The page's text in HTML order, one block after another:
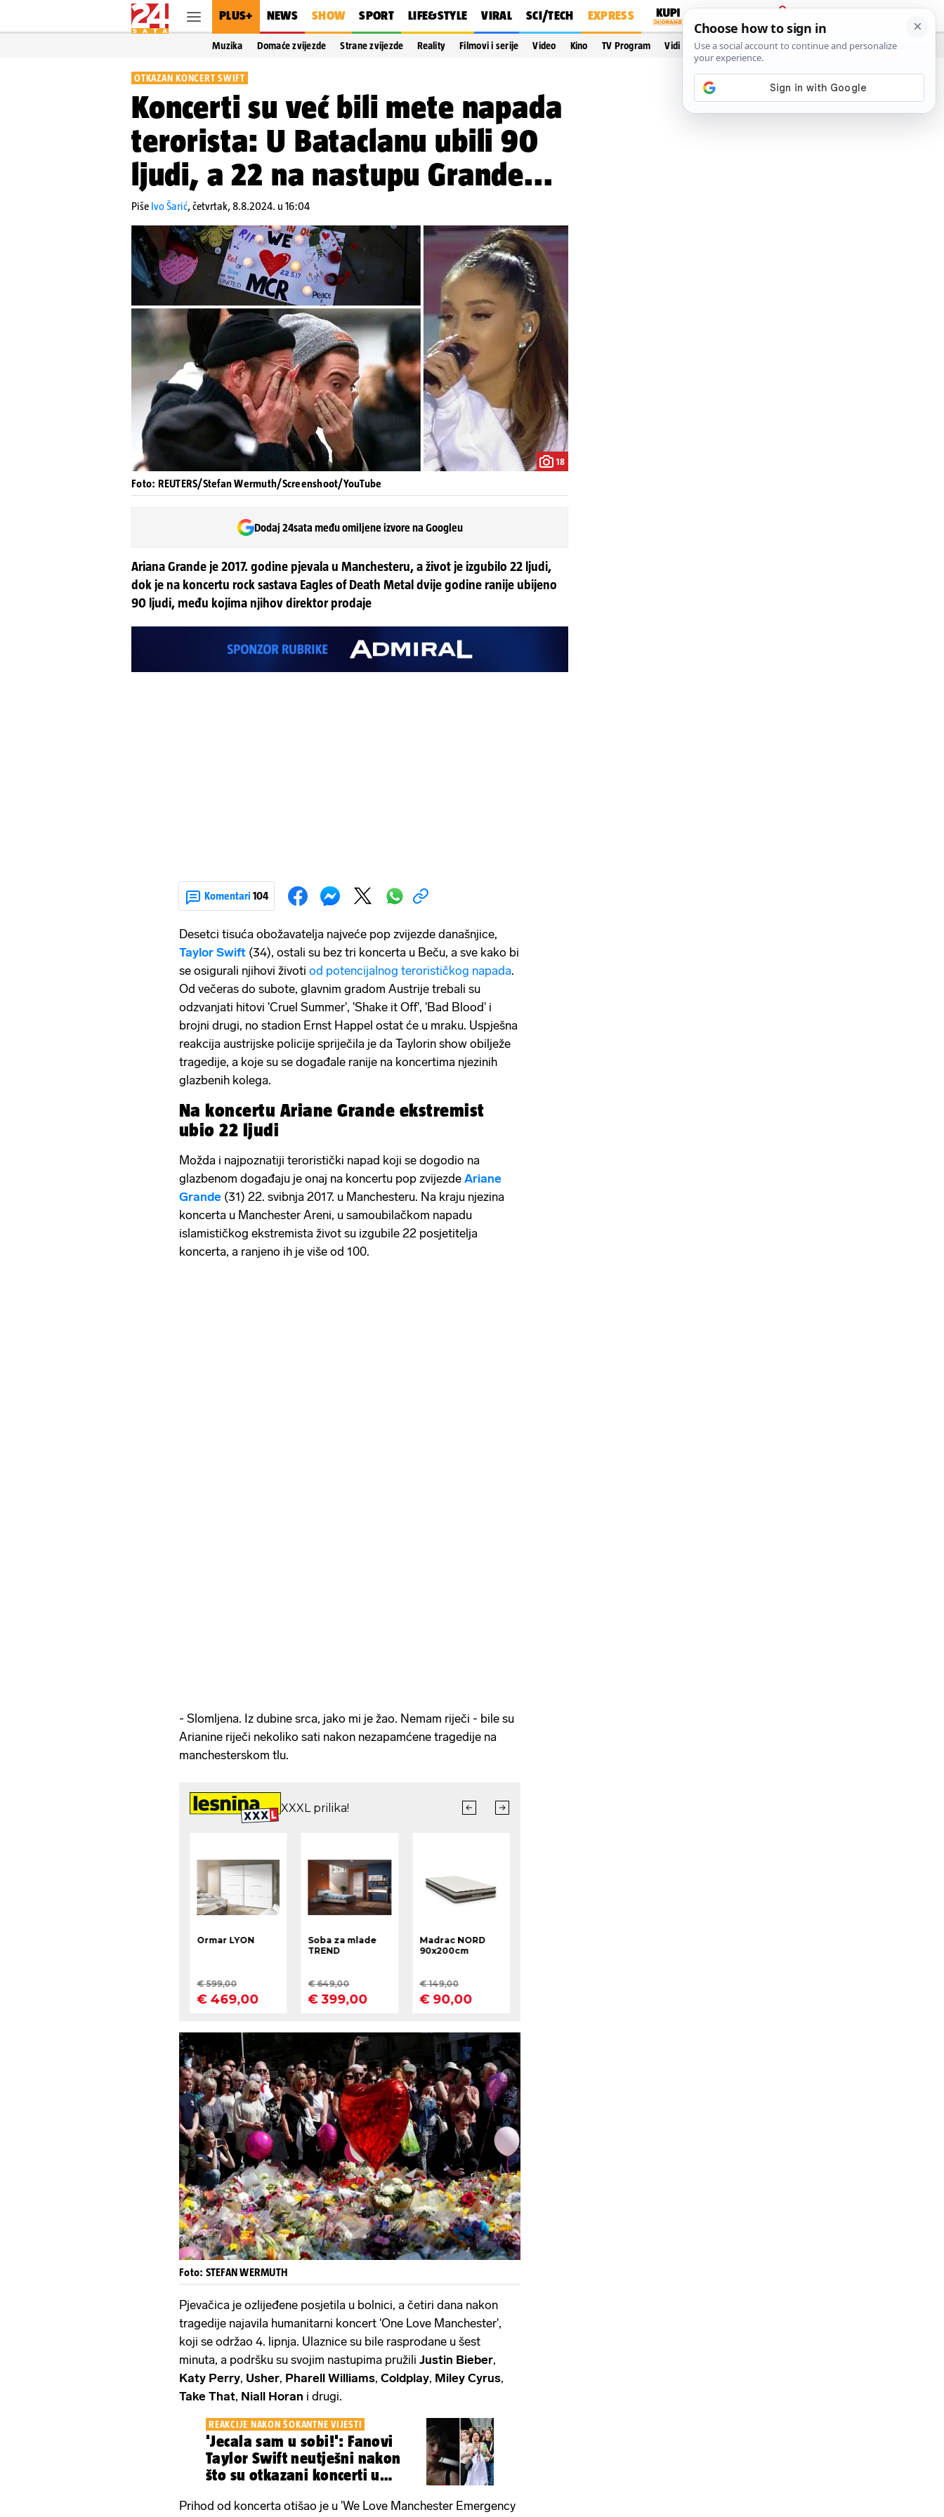
PLUS+ NEWS SHOW SPORT LIFE&STYLE VIRAL SCI/TECH EXPRESS
PRIJAVA
Muzika Domaće zvijezde Strane zvijezde Reality Filmovi i serije Video Kino TV Program Vidi još…
OTKAZAN KONCERT SWIFT
Koncerti su već bili mete napada
terorista: U Bataclanu ubili 90
ljudi, a 22 na nastupu Grande...
Piše Ivo Šarić,četvrtak, 8.8.2024. u 16:04
18
Foto: REUTERS/Stefan Wermuth/Screenshoot/YouTube
Dodaj 24sata među omiljene izvore na Googleu
Ariana Grande je 2017. godine pjevala u Manchesteru, a život je izgubilo 22 ljudi,
dok je na koncertu rock sastava Eagles of Death Metal dvije godine ranije ubijeno
90 ljudi, među kojima njihov direktor prodaje
Komentari 104
Desetci tisuća obožavatelja najveće pop zvijezde današnjice,
Taylor Swift (34), ostali su bez tri koncerta u Beču, a sve kako bi
se osigurali njihovi životi od potencijalnog terorističkog napada.
Od večeras do subote, glavnim gradom Austrije trebali su
odzvanjati hitovi 'Cruel Summer', 'Shake it Off', 'Bad Blood' i
brojni drugi, no stadion Ernst Happel ostat će u mraku. Uspješna
reakcija austrijske policije spriječila je da Taylorin show obilježe
tragedije, a koje su se događale ranije na koncertima njezinih
glazbenih kolega.
Na koncertu Ariane Grande ekstremist
ubio 22 ljudi
Možda i najpoznatiji teroristički napad koji se dogodio na
glazbenom događaju je onaj na koncertu pop zvijezde Ariane
Grande (31) 22. svibnja 2017. u Manchesteru. Na kraju njezina
koncerta u Manchester Areni, u samoubilačkom napadu
islamističkog ekstremista život su izgubile 22 posjetitelja
koncerta, a ranjeno ih je više od 100.
- Slomljena. Iz dubine srca, jako mi je žao. Nemam riječi - bile su
Arianine riječi nekoliko sati nakon nezapamćene tragedije na
manchesterskom tlu.
Foto: STEFAN WERMUTH
Pjevačica je ozlijeđene posjetila u bolnici, a četiri dana nakon
tragedije najavila humanitarni koncert 'One Love Manchester',
koji se održao 4. lipnja. Ulaznice su bile rasprodane u šest
minuta, a podršku su svojim nastupima pružili Justin Bieber,
Katy Perry, Usher, Pharell Williams, Coldplay, Miley Cyrus,
Take That, Niall Horan i drugi.
REAKCIJE NAKON ŠOKANTNE VIJESTI
'Jecala sam u sobi!': Fanovi
Taylor Swift neutješni nakon
što su otkazani koncerti u
Prihod od koncerta otišao je u 'We Love Manchester Emergency